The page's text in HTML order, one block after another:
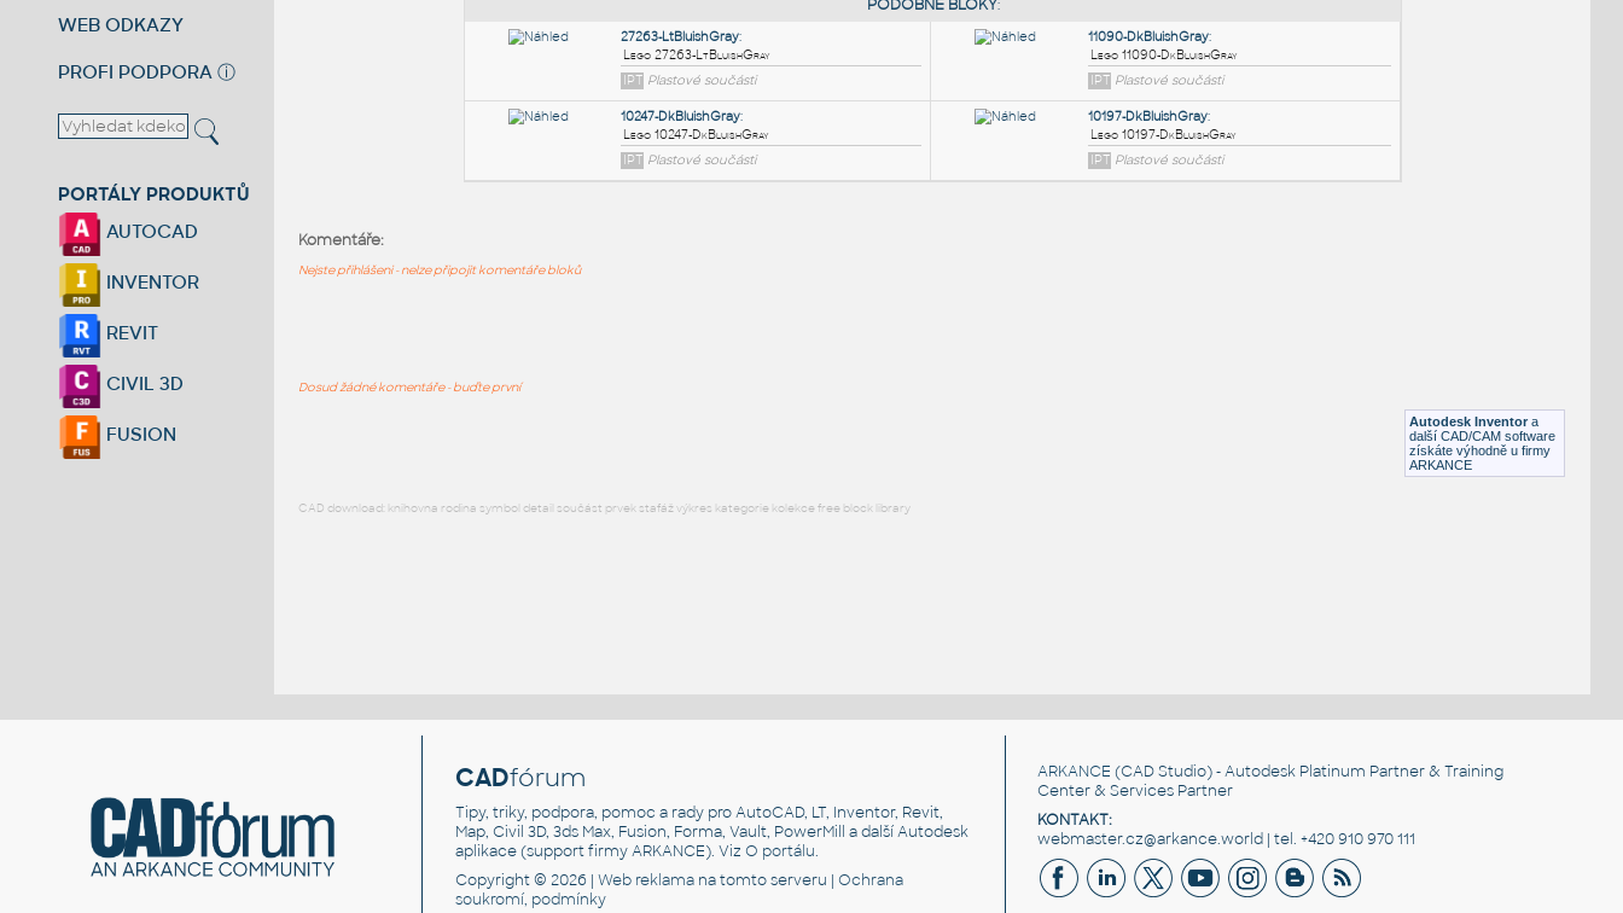
WEB ODKAZY
PROFI PODPORA ⓘ
PORTÁLY PRODUKTŮ
AUTOCAD
INVENTOR
REVIT
CIVIL 3D
FUSION
Plastové součásti
Autodesk Inventor a
další CAD/CAM software
získáte výhodně u firmy
ARKANCE
Komentáře:
Nejste přihlášeni - nelze připojit komentáře bloků
Dosud žádné komentáře - buďte první
CAD download: knihovna rodina symbol detail součást prvek stafáž výkres kategorie kolekce free block library
CADfórum
Tipy, triky, podpora, pomoc a rady pro AutoCAD, LT, Inventor, Revit,
Map, Civil 3D, 3ds Max, Fusion, Forma, Vault, PowerMill a další Autodesk
aplikace (support firmy ARKANCE). VizO portálu.
Copyright © 2026 |Web reklama na tomto serveru |Ochrana
soukromí, podmínky
ARKANCE (CAD Studio) - Autodesk Platinum Partner & Training
Center & Services Partner
KONTAKT:
webmaster.cz@arkance.world | tel. +420 910 970 111